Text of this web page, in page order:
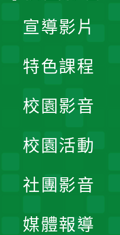
宣導影片
特色課程
校園影音
校園活動
社團影音
媒體報導